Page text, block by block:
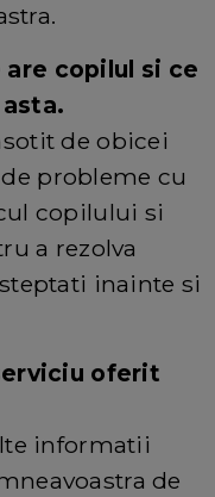
copilul si ce
de obicei
probleme cu
copilului si
a rezolva
inainte si
oferit
informatii
de